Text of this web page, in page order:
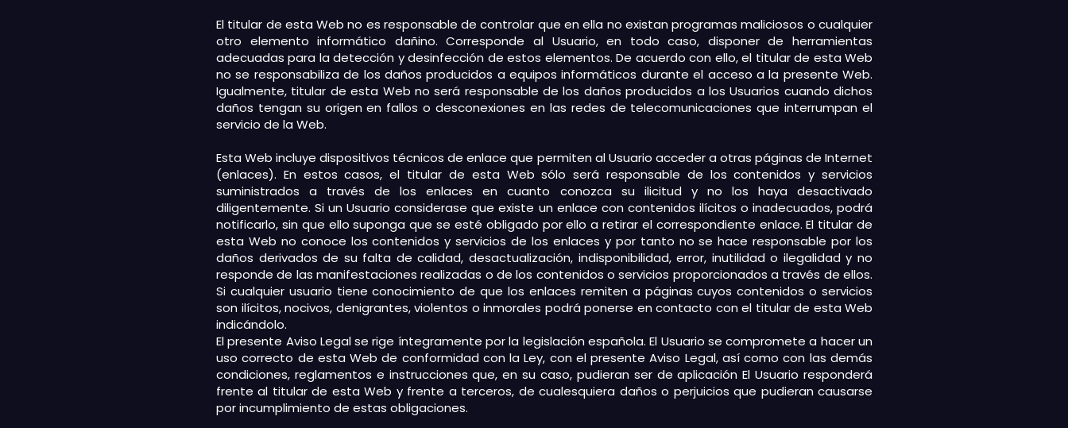
El titular de esta Web no es responsable de controlar que en ella no existan programas maliciosos o cualquier
otro elemento informático dañino. Corresponde al Usuario, en todo caso, disponer de herramientas
adecuadas para la detección y desinfección de estos elementos. De acuerdo con ello, el titular de esta Web
no se responsabiliza de los daños producidos a equipos informáticos durante el acceso a la presente Web.
Igualmente, titular de esta Web no será responsable de los daños producidos a los Usuarios cuando dichos
daños tengan su origen en fallos o desconexiones en las redes de telecomunicaciones que interrumpan el
servicio de la Web.
Esta Web incluye dispositivos técnicos de enlace que permiten al Usuario acceder a otras páginas de Internet
(enlaces). En estos casos, el titular de esta Web sólo será responsable de los contenidos y servicios
suministrados a través de los enlaces en cuanto conozca su ilicitud y no los haya desactivado
diligentemente. Si un Usuario considerase que existe un enlace con contenidos ilícitos o inadecuados, podrá
notificarlo, sin que ello suponga que se esté obligado por ello a retirar el correspondiente enlace. El titular de
esta Web no conoce los contenidos y servicios de los enlaces y por tanto no se hace responsable por los
daños derivados de su falta de calidad, desactualización, indisponibilidad, error, inutilidad o ilegalidad y no
responde de las manifestaciones realizadas o de los contenidos o servicios proporcionados a través de ellos.
Si cualquier usuario tiene conocimiento de que los enlaces remiten a páginas cuyos contenidos o servicios
son ilícitos, nocivos, denigrantes, violentos o inmorales podrá ponerse en contacto con el titular de esta Web
indicándolo.
El presente Aviso Legal se rige íntegramente por la legislación española. El Usuario se compromete a hacer un
uso correcto de esta Web de conformidad con la Ley, con el presente Aviso Legal, así como con las demás
condiciones, reglamentos e instrucciones que, en su caso, pudieran ser de aplicación El Usuario responderá
frente al titular de esta Web y frente a terceros, de cualesquiera daños o perjuicios que pudieran causarse
por incumplimiento de estas obligaciones.